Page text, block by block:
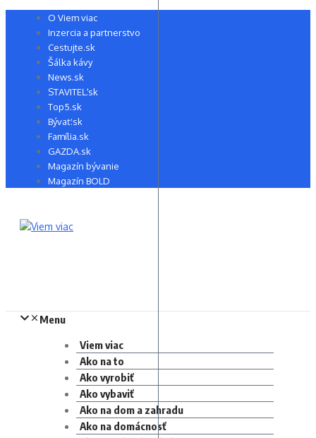
Preskočiť O Viem viac
Inzercia a partnerstvo
Cestujte.sk
Šálka kávy
News.sk
STAVITEĽ.sk
Top5.sk
Bývať.sk
Família.sk
GAZDA.sk
Magazín bývanie
Magazín BOLD
Menu
Viem viac
Ako na to
Ako vyrobiť
Ako vybaviť
Ako na dom a zahradu
Ako na domácnosť